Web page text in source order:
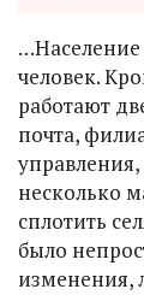
человек.
работают
почта,
несколько
сплотить
было
изменения,